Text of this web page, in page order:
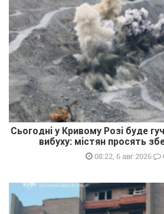
Сьогодні у Кривому Розі буде
вибуху: містян просять
08:22, 6 авг 2026